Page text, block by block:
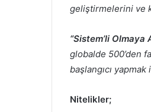
geliştirmelerini ve
“Sistem’li Olmaya
globalde 500’den
başlangıcı
Nitelikler;